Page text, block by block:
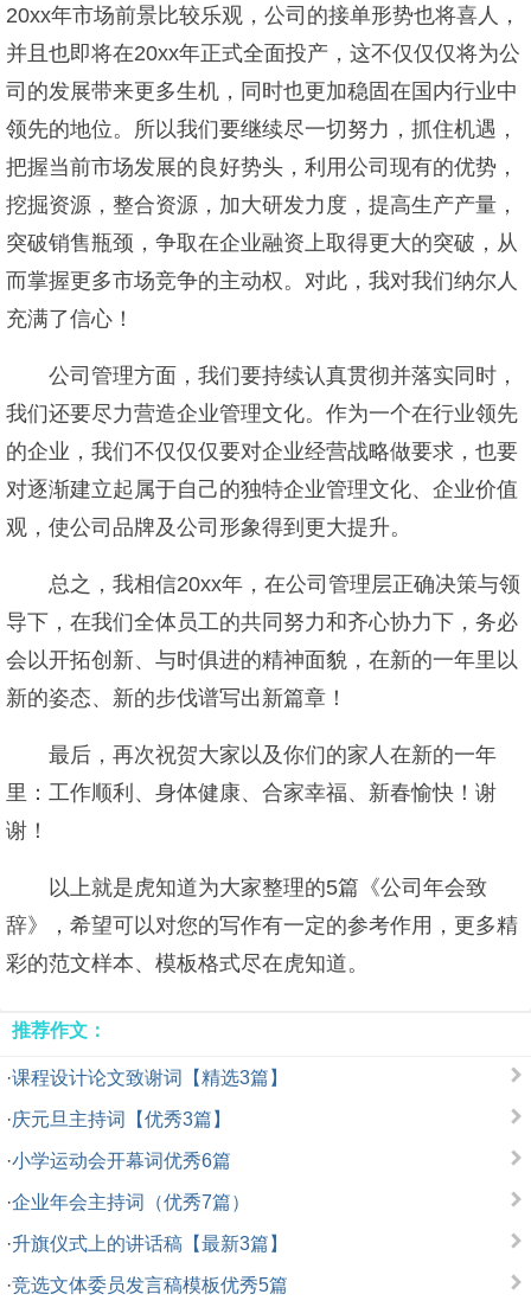
20xx年市场前景比较乐观，公司的接单形势也将喜人，
并且也即将在20xx年正式全面投产，这不仅仅仅将为公
司的发展带来更多生机，同时也更加稳固在国内行业中
领先的地位。所以我们要继续尽一切努力，抓住机遇，
把握当前市场发展的良好势头，利用公司现有的优势，
挖掘资源，整合资源，加大研发力度，提高生产产量，
突破销售瓶颈，争取在企业融资上取得更大的突破，从
而掌握更多市场竞争的主动权。对此，我对我们纳尔人
充满了信心！
公司管理方面，我们要持续认真贯彻并落实同时，
我们还要尽力营造企业管理文化。作为一个在行业领先
的企业，我们不仅仅仅要对企业经营战略做要求，也要
对逐渐建立起属于自己的独特企业管理文化、企业价值
观，使公司品牌及公司形象得到更大提升。
总之，我相信20xx年，在公司管理层正确决策与领
导下，在我们全体员工的共同努力和齐心协力下，务必
会以开拓创新、与时俱进的精神面貌，在新的一年里以
新的姿态、新的步伐谱写出新篇章！
最后，再次祝贺大家以及你们的家人在新的一年
里：工作顺利、身体健康、合家幸福、新春愉快！谢
谢！
以上就是虎知道为大家整理的5篇《公司年会致
辞》，希望可以对您的写作有一定的参考作用，更多精
彩的范文样本、模板格式尽在虎知道。
推荐作文：
·课程设计论文致谢词【精选3篇】
·庆元旦主持词【优秀3篇】
·小学运动会开幕词优秀6篇
·企业年会主持词（优秀7篇）
·升旗仪式上的讲话稿【最新3篇】
·竞选文体委员发言稿模板优秀5篇